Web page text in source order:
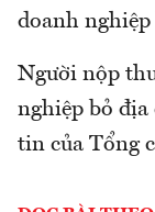
doanh
Người nộp
nghiệp bỏ
tin của Tổng